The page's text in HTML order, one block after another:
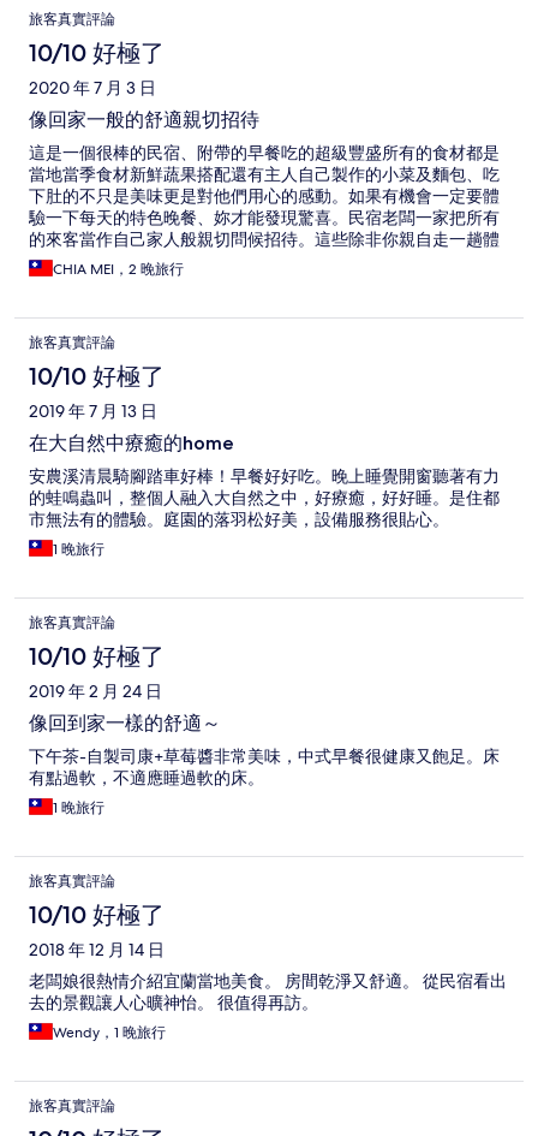
旅客真實評論
10/10 好極了
2020 年 7 月 3 日
像回家一般的舒適親切招待
這是一個很棒的民宿、附帶的早餐吃的超級豐盛所有的食材都是
當地當季食材新鮮蔬果搭配還有主人自己製作的小菜及麵包、吃
下肚的不只是美味更是對他們用心的感動。如果有機會一定要體
驗一下每天的特色晚餐、妳才能發現驚喜。民宿老闆一家把所有
的來客當作自己家人般親切問候招待。這些除非你親自走一趟體
驗不然是無法體會這種如回家的感覺。我一定會再度光臨
CHIA MEI，2 晚旅行
旅客真實評論
10/10 好極了
2019 年 7 月 13 日
在大自然中療癒的home
安農溪清晨騎腳踏車好棒！早餐好好吃。晚上睡覺開窗聽著有力
的蛙鳴蟲叫，整個人融入大自然之中，好療癒，好好睡。是住都
市無法有的體驗。庭園的落羽松好美，設備服務很貼心。
1 晚旅行
旅客真實評論
10/10 好極了
2019 年 2 月 24 日
像回到家一樣的舒適～
下午茶-自製司康+草莓醬非常美味，中式早餐很健康又飽足。床
有點過軟，不適應睡過軟的床。
1 晚旅行
旅客真實評論
10/10 好極了
2018 年 12 月 14 日
老闆娘很熱情介紹宜蘭當地美食。 房間乾淨又舒適。 從民宿看出
去的景觀讓人心曠神怡。 很值得再訪。
Wendy，1 晚旅行
旅客真實評論